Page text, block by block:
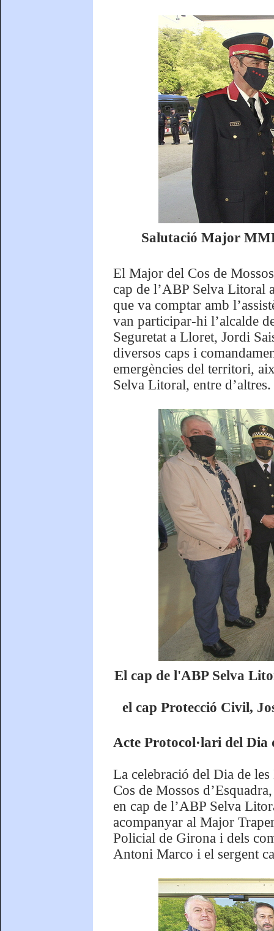
Salutació Major
El Major del Cos de
cap de l’ABP Selva Litoral
que va comptar amb
van participar-hi l’alcalde
Seguretat a Lloret, Jordi
diversos caps i
emergències del territori,
Selva Litoral, entre d’altres.
El cap de l'ABP Selva
el cap Protecció Civil,
Acte Protocol·lari del Dia
La celebració del Dia de
Cos de Mossos
en cap de l’ABP Selva
acompanyar al Major
Policial de Girona i dels
Antoni Marco i el sergent